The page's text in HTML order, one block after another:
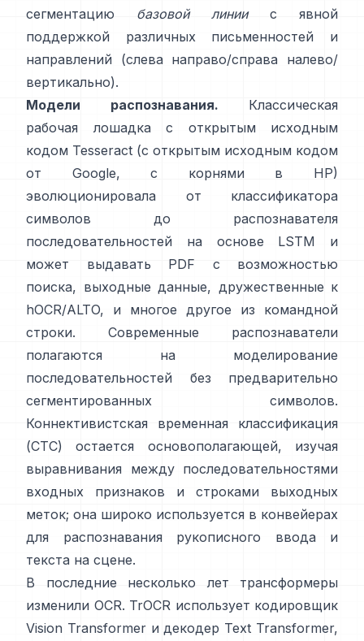
сегментацию базовой линиис явной
поддержкой различных письменностей и
направлений (слева направо/справа налево/
вертикально).
Модели распознавания. Классическая
рабочая лошадка с открытым исходным
кодом Tesseract (с открытым исходным кодом
от Google, с корнями в HP)
эволюционировала от классификатора
символов до распознавателя
последовательностей на основе LSTM и
может выдавать PDF с возможностью
поиска, выходные данные, дружественные к
hOCR/ALTO, и многое другое из командной
строки. Современные распознаватели
полагаются на моделирование
последовательностей без предварительно
сегментированных символов.
Коннективистская временная классификация
(CTC)
остается основополагающей, изучая
выравнивания между последовательностями
входных признаков и строками выходных
меток; она широко используется в конвейерах
для распознавания рукописного ввода и
текста на сцене.
В последние несколько лет трансформеры
изменили OCR. TrOCR использует кодировщик
Vision Transformer и декодер Text Transformer,